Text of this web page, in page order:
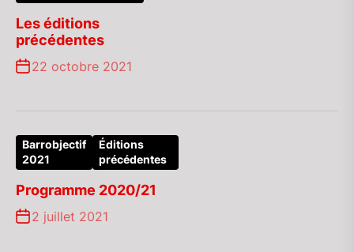
Les éditions
précédentes
22 octobre 2021
Barrobjectif
2021
Éditions
précédentes
Programme 2020/21
2 juillet 2021